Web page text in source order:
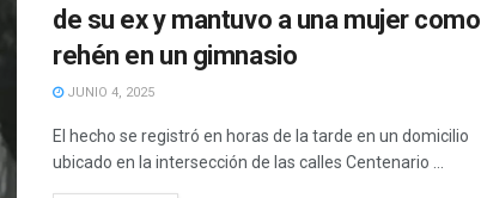
de su ex y mantuvo a una mujer como
rehén en un gimnasio
JUNIO 4, 2025
El hecho se registró en horas de la tarde en un domicilio
ubicado en la intersección de las calles Centenario ...